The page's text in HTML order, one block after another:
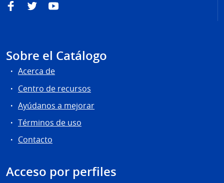
FacebookTwitterYouTube
Sobre el Catálogo
Acerca de
Centro de recursos
Ayúdanos a mejorar
Términos de uso
Contacto
Acceso por perfiles